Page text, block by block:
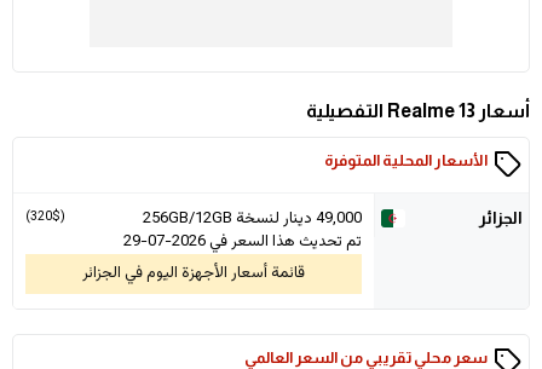
أسعار Realme 13 التفصيلية
الأسعار المحلية المتوفرة
الجزائر 49,000
(320$)
دينار لنسخة 256GB/12GB
تم تحديث هذا السعر في 2026-07-29
قائمة أسعار الأجهزة اليوم في الجزائر
سعر محلي تقريبي من السعر العالمي